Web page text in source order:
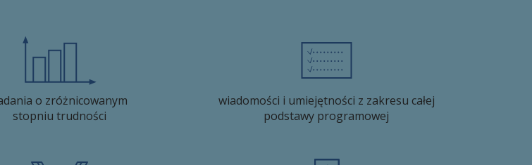
o zróżnicowanym
stopniu trudności
wiadomości i umiejętności z zakresu całej
podstawy programowej